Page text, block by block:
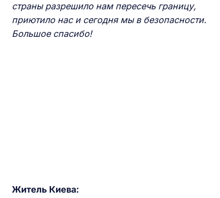
страны разрешило нам пересечь границу,
приютило нас и сегодня мы в безопасности.
Большое спасибо!
Житель Киева: